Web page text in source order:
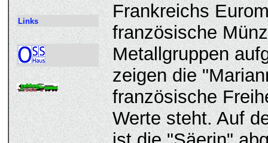
Links
Frankreichs
französische
Metallgruppen
zeigen die
französische
Werte steht. Auf